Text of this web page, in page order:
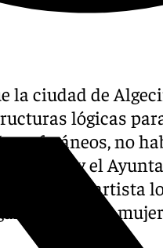
la ciudad de
lógicas
y foráneos, no
y el
realizó a la artista
una